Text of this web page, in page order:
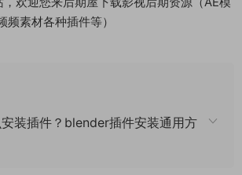
素材各种插件等）
装插件？blender插件安装通用方